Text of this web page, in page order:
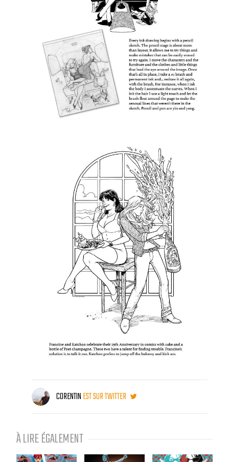
CORENTINEST SUR TWITTER
À LIRE ÉGALEMENT